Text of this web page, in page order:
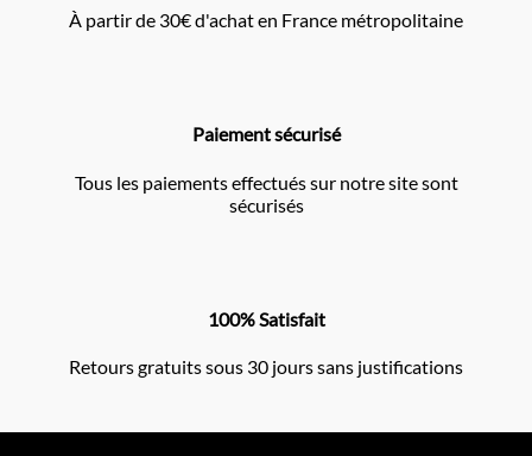
À partir de 30€ d'achat en France métropolitaine
Paiement sécurisé
Tous les paiements effectués sur notre site sont
sécurisés
100% Satisfait
Retours gratuits sous 30 jours sans justifications